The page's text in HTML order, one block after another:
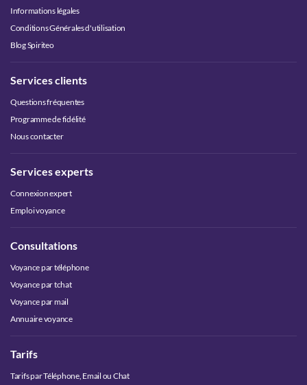
Informations légales
Conditions Générales d'utilisation
Blog Spiriteo
Services clients
Questions fréquentes
Programme de fidélité
Nous contacter
Services experts
Connexion expert
Emploi voyance
Consultations
Voyance par téléphone
Voyance par tchat
Voyance par mail
Annuaire voyance
Tarifs
Tarifs par Téléphone, Email ou Chat